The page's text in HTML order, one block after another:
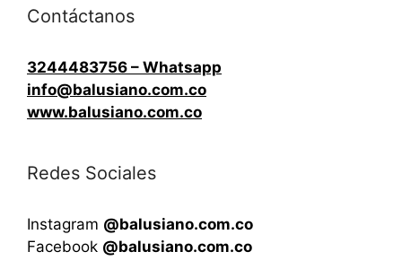
Contáctanos
3244483756 – Whatsapp
info@balusiano.com.co
www.balusiano.com.co
Redes Sociales
Instagram @balusiano.com.co
Facebook @balusiano.com.co